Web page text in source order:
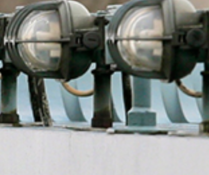
EUROFOAM
Produktion,
von Polyurethan-
VISIT PAGE
Wir sind langjähriger
Europas
VISIT PAGE